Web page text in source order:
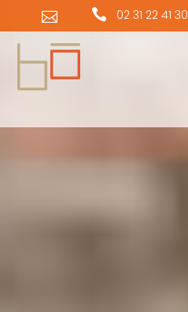
  02 31 22 41 30
Panneau de gestion des cookies